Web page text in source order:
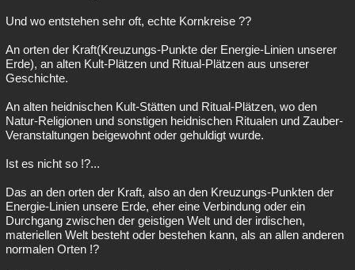
Und wo entstehen sehr oft, echte Kornkreise ??
An orten der Kraft(Kreuzungs-Punkte der Energie-Linien unserer
Erde), an alten Kult-Plätzen und Ritual-Plätzen aus unserer
Geschichte.
An alten heidnischen Kult-Stätten und Ritual-Plätzen, wo den
Natur-Religionen und sonstigen heidnischen Ritualen und Zauber-
Veranstaltungen beigewohnt oder gehuldigt wurde.
Ist es nicht so !?...
Das an den orten der Kraft, also an den Kreuzungs-Punkten der
Energie-Linien unsere Erde, eher eine Verbindung oder ein
Durchgang zwischen der geistigen Welt und der irdischen,
materiellen Welt besteht oder bestehen kann, als an allen anderen
normalen Orten !?